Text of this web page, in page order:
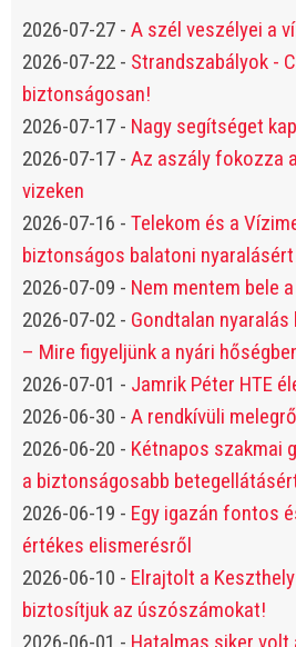
2026-07-27 - A szél veszélyei a
2026-07-22 - Strandszabályok -
biztonságosan!
2026-07-17 - Nagy segítséget
2026-07-17 - Az aszály fokozza
vizeken
2026-07-16 - Telekom és a
biztonságos balatoni nyaralásért
2026-07-09 - Nem mentem bele
2026-07-02 - Gondtalan
– Mire figyeljünk a nyári
2026-07-01 - Jamrik Péter HTE
2026-06-30 - A rendkívüli
2026-06-20 - Kétnapos szakmai
a biztonságosabb
2026-06-19 - Egy igazán fontos
értékes elismerésről
2026-06-10 - Elrajtolt a
biztosítjuk az úszószámokat!